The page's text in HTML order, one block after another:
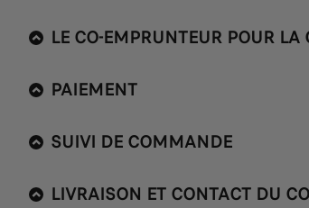
LE CO-EMPRUNTEUR POUR
PAIEMENT
SUIVI DE COMMANDE
LIVRAISON ET CONTACT DU